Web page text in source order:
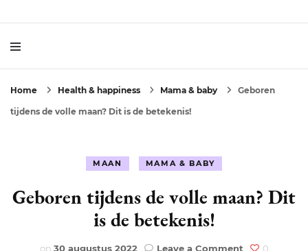
Home Health & happiness Mama & baby Geboren
tijdens de volle maan? Dit is de betekenis!
MAAN MAMA & BABY
Geboren tijdens de volle maan? Dit
is de betekenis!
on 30 augustus 2022 Leave a Commenton
0